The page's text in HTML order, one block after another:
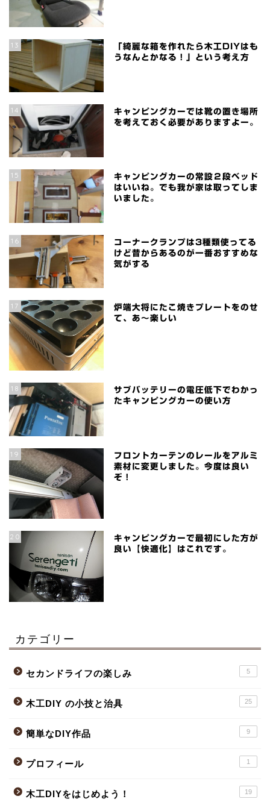
13
「綺麗な箱を作れたら木工DIYはも
うなんとかなる！」という考え方
14
キャンピングカーでは靴の置き場所
を考えておく必要がありますよー。
15
キャンピングカーの常設２段ベッド
はいいね。でも我が家は取ってしま
いました。
16
コーナークランプは3種類使ってる
けど昔からあるのが一番おすすめな
気がする
17
炉端大将にたこ焼きプレートをのせ
て、あ～楽しい
18
サブバッテリーの電圧低下でわかっ
たキャンピングカーの使い方
19
フロントカーテンのレールをアルミ
素材に変更しました。今度は良い
ぞ！
20
キャンピングカーで最初にした方が
良い【快適化】はこれです。
カテゴリー
セカンドライフの楽しみ 5
木工DIY の小技と治具 25
簡単なDIY作品 9
プロフィール 1
木工DIYをはじめよう！ 19